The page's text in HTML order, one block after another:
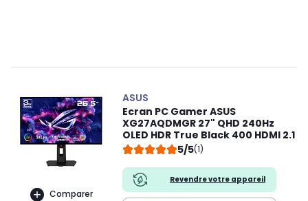
Comparer
ASUS
Ecran PC Gamer ASUS
XG27AQDMGR 27" QHD 240Hz
OLED HDR True Black 400 HDMI 2.1
5/5(1)
Revendre votre appareil